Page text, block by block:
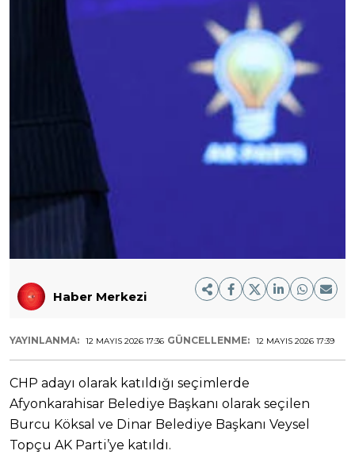
Haber Merkezi
YAYINLANMA: 12 MAYIS 2026 17:36 GÜNCELLENME: 12 MAYIS 2026 17:39
CHP adayı olarak katıldığı seçimlerde
Afyonkarahisar Belediye Başkanı olarak seçilen
Burcu Köksal ve Dinar Belediye Başkanı Veysel
Topçu AK Parti’ye katıldı.